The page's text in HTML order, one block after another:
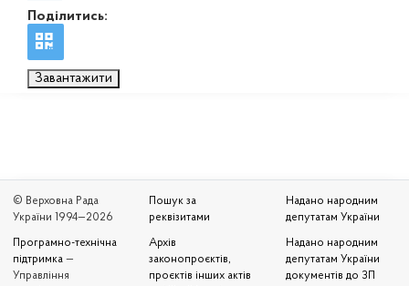
Поділитись:
Завантажити
© Верховна Рада
України 1994—2026
Програмно-технічна
підтримка —
Управління
Пошук за
реквізитами
Архів
законопроєктів,
проєктів інших актів
Надано народним
депутатам України
Надано народним
депутатам України
документів до ЗП